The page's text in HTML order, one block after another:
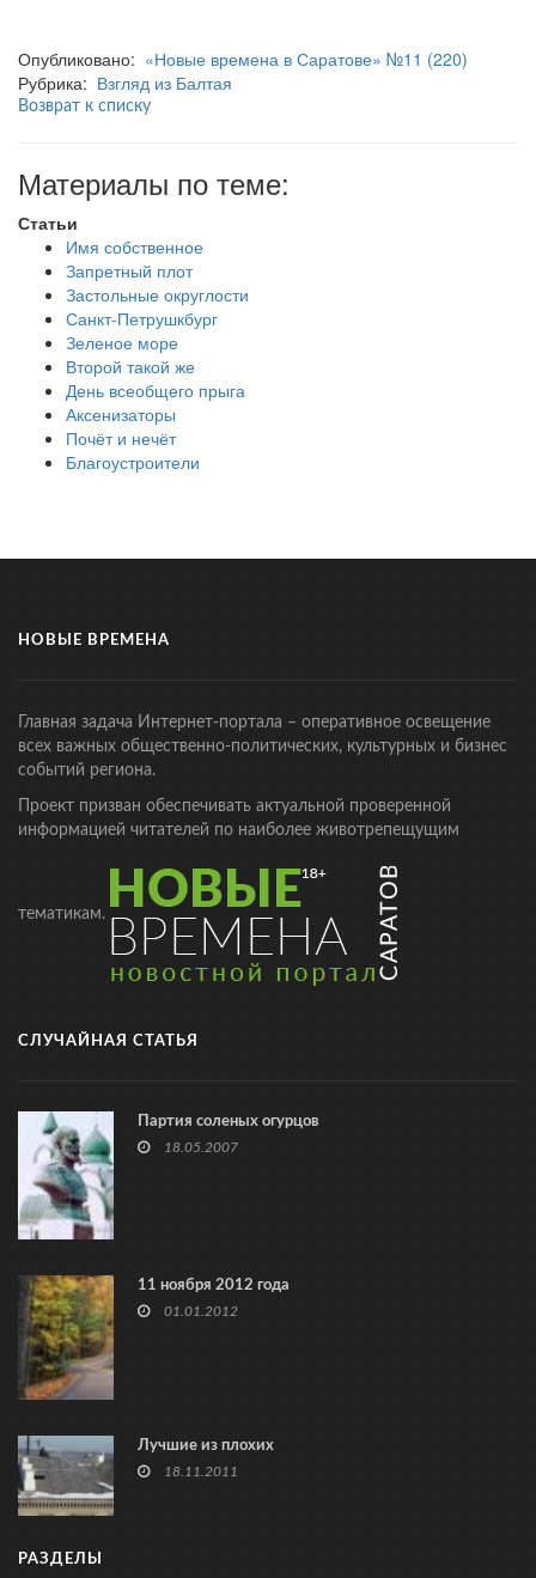
Опубликовано: «Новые времена в Саратове» №11 (220)
Рубрика: Взгляд из Балтая
Возврат к списку
Материалы по теме:
Статьи
Имя собственное
Запретный плот
Застольные округлости
Санкт-Петрушкбург
Зеленое море
Второй такой же
День всеобщего прыга
Аксенизаторы
Почёт и нечёт
Благоустроители
НОВЫЕ ВРЕМЕНА
Главная задача Интернет-портала – оперативное освещение
всех важных общественно-политических, культурных и бизнес
событий региона.
Проект призван обеспечивать актуальной проверенной
информацией читателей по наиболее животрепещущим
тематикам.
СЛУЧАЙНАЯ СТАТЬЯ
Партия соленых огурцов
18.05.2007
11 ноября 2012 года
01.01.2012
Лучшие из плохих
18.11.2011
РАЗДЕЛЫ